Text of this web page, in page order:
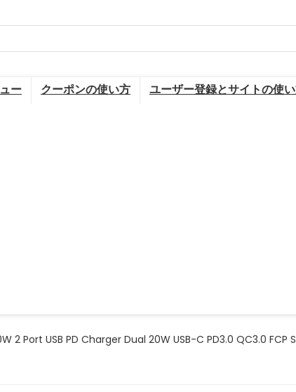
ー クーポンの使い方 ユーザー登録とサイトの使
2 Port USB PD Charger Dual 20W USB-C PD3.0 QC3.0